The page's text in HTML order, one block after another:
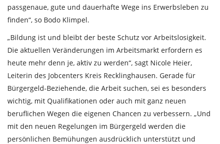
passgenaue, gute und dauerhafte Wege ins Erwerbsleben zu
finden“, so Bodo Klimpel.
„Bildung ist und bleibt der beste Schutz vor Arbeitslosigkeit.
Die aktuellen Veränderungen im Arbeitsmarkt erfordern es
heute mehr denn je, aktiv zu werden“, sagt Nicole Heier,
Leiterin des Jobcenters Kreis Recklinghausen. Gerade für
Bürgergeld-Beziehende, die Arbeit suchen, sei es besonders
wichtig, mit Qualifikationen oder auch mit ganz neuen
beruflichen Wegen die eigenen Chancen zu verbessern. „Und
mit den neuen Regelungen im Bürgergeld werden die
persönlichen Bemühungen ausdrücklich unterstützt und